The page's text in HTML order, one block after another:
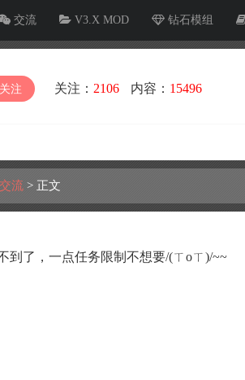
交流 V3.X MOD 钻石模组
关注 关注： 2106 内容： 15496
流 > 正文
到了，一点任务限制不想要/(ㄒoㄒ)/~~